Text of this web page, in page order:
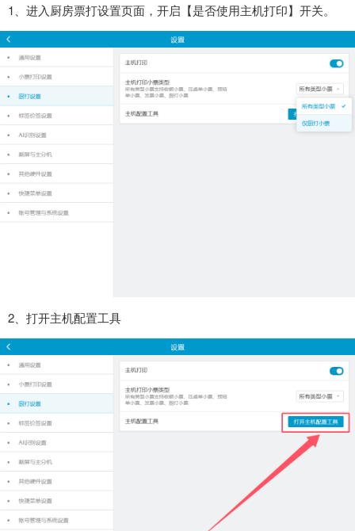
1、进入厨房票打设置页面，开启【是否使用主机打印】开关。
2、打开主机配置工具